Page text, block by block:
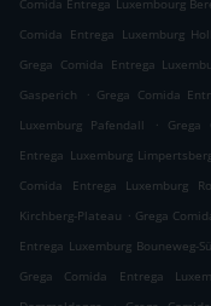
Comida Entrega Luxembourg
Comida Entrega Luxemburg
Grega Comida Entrega
Gasperich
. Grega Comida
Luxemburg Pafendall
. Grega
Entrega Luxemburg
Comida Entrega Luxemburg
Kirchberg-Plateau . Grega
Entrega Luxemburg Bouneweg-
Grega Comida Entrega